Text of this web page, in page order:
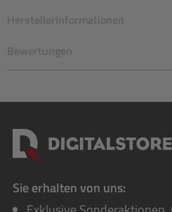
Herstellerinformationen
Bewertungen
Sie erhalten von uns: